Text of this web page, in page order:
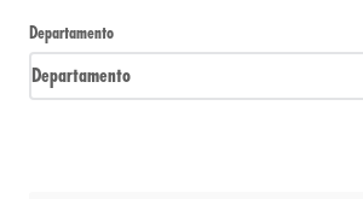
Departamento
Departamento